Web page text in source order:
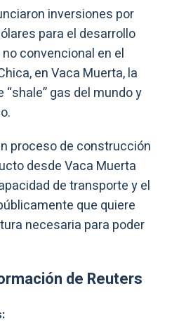
inversiones por
para el desarrollo
convencional en el
en Vaca Muerta, la
gas del mundo y
proceso de construcción
desde Vaca Muerta
de transporte y el
que quiere
necesaria para poder
de Reuters